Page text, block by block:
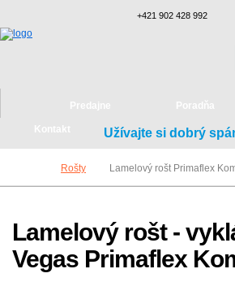
Užívajte si dobrý
Rošty Lamelový rošt Primaflex
Lamelový rošt -
Vegas Primaflex
+421 902 428 992
Predajne Poradňa
Kontakt